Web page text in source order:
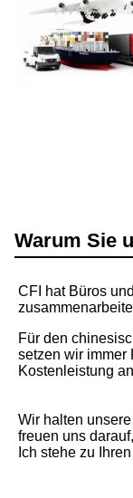
Warum Sie
CFI hat Büros
Für den
setzen wir immer
Kostenleistung
Wir halten
freuen uns
Ich stehe zu